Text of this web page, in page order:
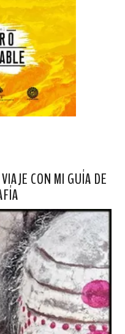
CON MI GUÍA DE